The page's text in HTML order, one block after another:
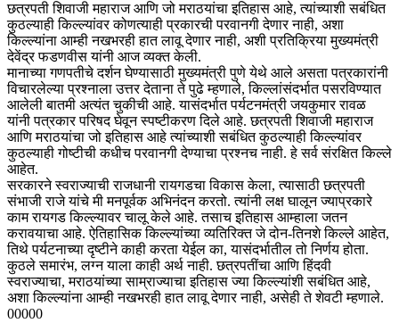
छत्रपती शिवाजी महाराज आणि जो मराठयांचा इतिहास आहे, त्यांच्याशी सबंधित
कुठल्याही किल्ल्यांवर कोणत्याही प्रकारची परवानगी देणार नाही, अशा
किल्ल्यांना आम्ही नखभरही हात लावू देणार नाही, अशी प्रतिक्रिया मुख्यमंत्री
देवेंद्र फडणवीस यांनी आज व्यक्त केली.
मानाच्या गणपतीचे दर्शन घेण्यासाठी मुख्यमंत्री पुणे येथे आले असता पत्रकारांनी
विचारलेल्या प्रश्नाला उत्तर देताना ते पुढे म्हणाले, किल्लांसंदर्भात पसरविण्यात
आलेली बातमी अत्यंत चुकीची आहे. यासंदर्भात पर्यटनमंत्री जयकुमार रावळ
यांनी पत्रकार परिषद घेवून स्पष्टीकरण दिले आहे. छत्रपती शिवाजी महाराज
आणि मराठयांचा जो इतिहास आहे त्यांच्याशी सबंधित कुठल्याही किल्ल्यांवर
कुठल्याही गोष्टीची कधीच परवानगी देण्याचा प्रश्नच नाही. हे सर्व संरक्षित किल्ले
आहेत.
सरकारने स्वराज्याची राजधानी रायगडचा विकास केला, त्यासाठी छत्रपती
संभाजी राजे यांचे मी मनपूर्वक अभिनंदन करतो. त्यांनी लक्ष घालून ज्याप्रकारे
काम रायगड किल्ल्यावर चालू केले आहे. तसाच इतिहास आम्हाला जतन
करावयाचा आहे. ऐतिहासिक किल्ल्यांच्या व्यतिरिक्त जे दोन-तिनशे किल्ले आहेत,
तिथे पर्यटनाच्या दृष्टीने काही करता येईल का, यासंदर्भातील तो निर्णय होता.
कुठले समारंभ, लग्न याला काही अर्थ नाही. छत्रपतींचा आणि हिंदवी
स्वराज्याचा, मराठयांच्या साम्राज्याचा इतिहास ज्या किल्ल्यांशी सबंधित आहे,
अशा किल्ल्यांना आम्ही नखभरही हात लावू देणार नाही, असेही ते शेवटी म्हणाले.
00000